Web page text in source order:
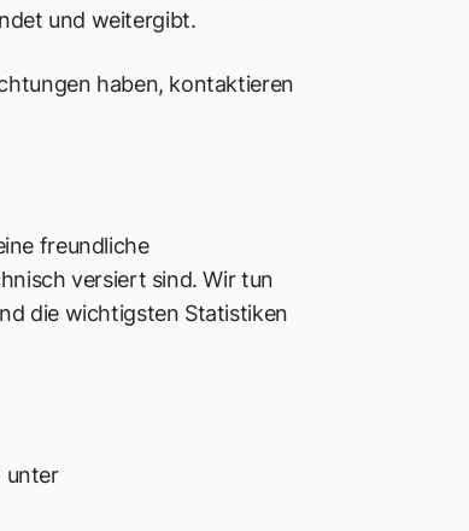
und weitergibt.
haben, kontaktieren
freundliche
versiert sind. Wir tun
die wichtigsten Statistiken
unter